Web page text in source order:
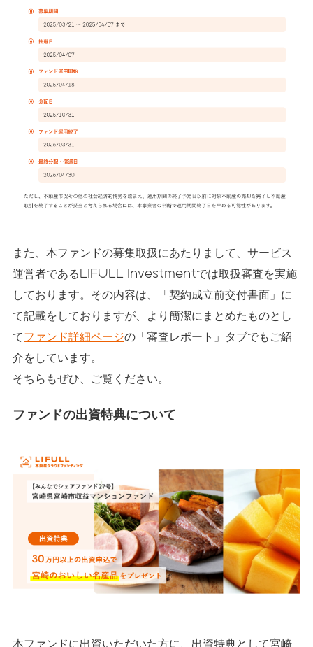
また、本ファンドの募集取扱にあたりまして、サービス
運営者であるLIFULL Investmentでは取扱審査を実施
しております。その内容は、「契約成立前交付書面」に
て記載をしておりますが、より簡潔にまとめたものとし
てファンド詳細ページの「審査レポート」タブでもご紹
介をしています。
そちらもぜひ、ご覧ください。
ファンドの出資特典について
本ファンドに出資いただいた方に、出資特典として宮崎